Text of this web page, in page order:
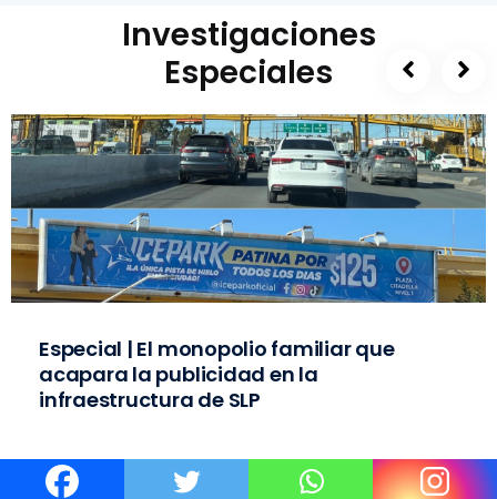
Investigaciones
Especiales
Especial | El monopolio familiar que
acapara la publicidad en la
infraestructura de SLP